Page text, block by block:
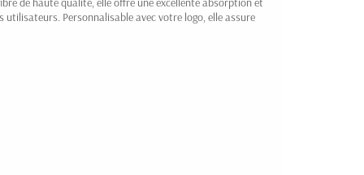
Personnalisable avec votre logo, elle assure